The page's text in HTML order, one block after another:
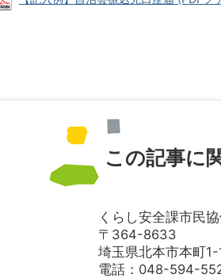
この記事に
くらし安全課市民
〒364-8633
埼玉県北本市本町1-
電話：048-594-